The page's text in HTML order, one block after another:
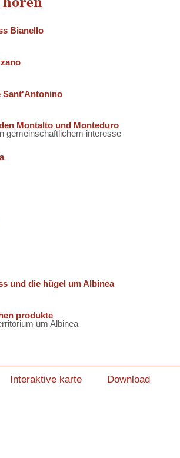
Bianello
Sant'Antonino
Montalto und Monteduro
gemeinschaftlichem interesse
und die hügel um Albinea
produkte
um Albinea
Interaktive karte Download